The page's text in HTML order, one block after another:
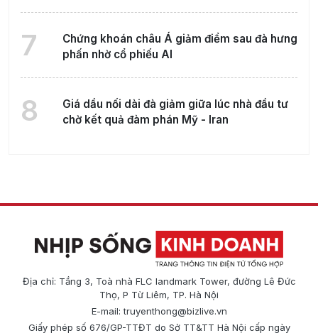
7
Chứng khoán châu Á giảm điểm sau đà hưng
phấn nhờ cổ phiếu AI
8
Giá dầu nối dài đà giảm giữa lúc nhà đầu tư
chờ kết quả đàm phán Mỹ - Iran
Địa chỉ: Tầng 3, Toà nhà FLC landmark Tower, đường Lê Đức
Thọ, P Từ Liêm, TP. Hà Nội
E-mail:truyenthong@bizlive.vn
Giấy phép số 676/GP-TTĐT do Sở TT&TT Hà Nội cấp ngày